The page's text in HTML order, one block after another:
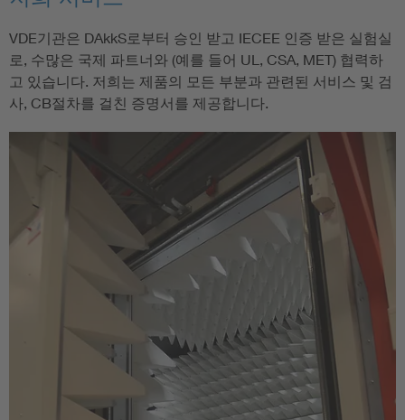
VDE기관은 DAkkS로부터 승인 받고 IECEE 인증 받은 실험실
로, 수많은 국제 파트너와 (예를 들어 UL, CSA, MET) 협력하
고 있습니다. 저희는 제품의 모든 부분과 관련된 서비스 및 검
사, CB절차를 걸친 증명서를 제공합니다.